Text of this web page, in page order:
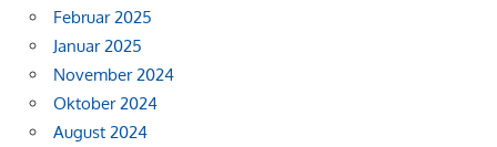
Februar 2025
Januar 2025
November 2024
Oktober 2024
August 2024